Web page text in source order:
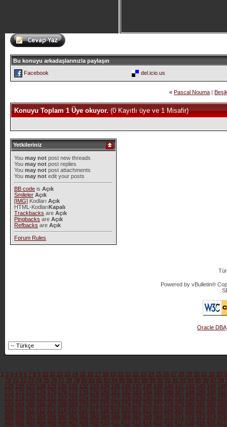
Bu konuyu arkadaşlarınızla paylaşın
Facebook
del.icio.us
« Pascal Nouma |
Konuyu Toplam 1 Üye okuyor.(0 Kayıtlı üye ve 1 Misafir)
Yetkileriniz
You may notpost new threads
You may notpost replies
You may notpost attachments
You may notedit your posts
BB codeis Açık
Smileler Açık
[IMG]Kodları Açık
HTML-KodlarıKapalı
Trackbacks are Açık
Pingbacks are Açık
Refbacks are Açık
Forum Rules
Powered by vBulletin®
Oracle DBA
1 2 3 4 5 6 7 8 9 10 11 12 13 14 15 16 17 18 19 20 21 22 23 24 25 26 27 28 29 30 31 32 33
70 71 72 73 74 75 76 77 78 79 80 81 82 83 84 85 86 87 88 89 90 91 92 93 94 95 96 97 98
125 126 127 128 129 130 131 132 133 134 135 136 137 138 139 140 141 142 143 144 145
171 172 173 174 175 176 177 178 179 180 181 182 183 184 185 186 187 188 189 190 191
217 218 219 220 221 222 223 224 225 226 227 228 229 230 231 232 233 234 235 236 237
263 264 265 266 267 268 269 270 271 272 273 274 275 276 277 278 279 280 281 282 283
309 310 311 312 313 314 315 316 317 318 319 320 321 322 323 324 325 326 327 328 329
355 356 357 358 359 360 361 362 363 364 365 366 367 368 369 370 371 372 373 374 375
401 402 403 404 405 406 407 408 409 410 411 412 413 414 415 416 417 418 419 420 421